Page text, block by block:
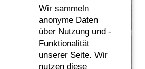
Wir sammeln
anonyme Daten
über Nutzung und -
Funktionalität
unserer Seite. Wir
nutzen diese